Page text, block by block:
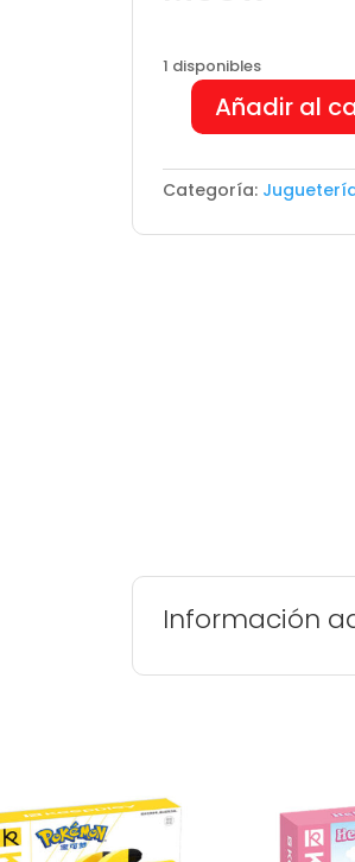
1 disponibles
Figura
acción
Pokemon
Añadir al
Categoría:
Información